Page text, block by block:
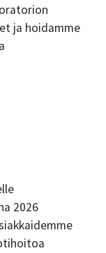
ja hoidamme
2026